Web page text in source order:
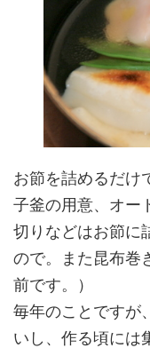
お節を詰めるだけ
子釜の用意、オー
切りなどはお節に
ので。また昆布巻
前です。）
毎年のことですが
いし、作る頃には